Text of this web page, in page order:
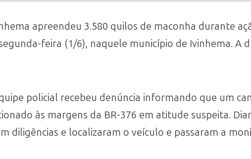
apreendeu 3.580 quilos de maconha durante
feira (1/6), naquele município de Ivinhema. A
policial recebeu denúncia informando que um
às margens da BR-376 em atitude suspeita.
diligências e localizaram o veículo e passaram a